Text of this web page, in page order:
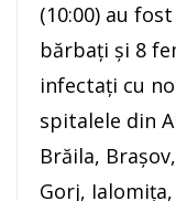
(10:00) au
bărbați și 8
infectați cu
spitalele din
Brăila,
Gorj,